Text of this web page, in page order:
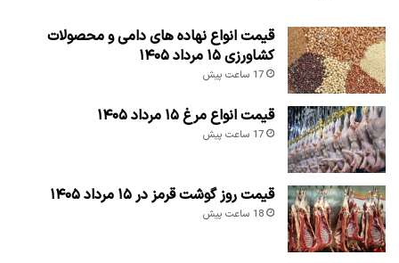
قیمت انواع نهاده های دامی و محصولات
کشاورزی ۱۵ مرداد ۱۴۰۵
17 ساعت پیش
قیمت انواع مرغ ۱۵ مرداد ۱۴۰۵
17 ساعت پیش
قیمت روز گوشت قرمز در ۱۵ مرداد ۱۴۰۵
18 ساعت پیش